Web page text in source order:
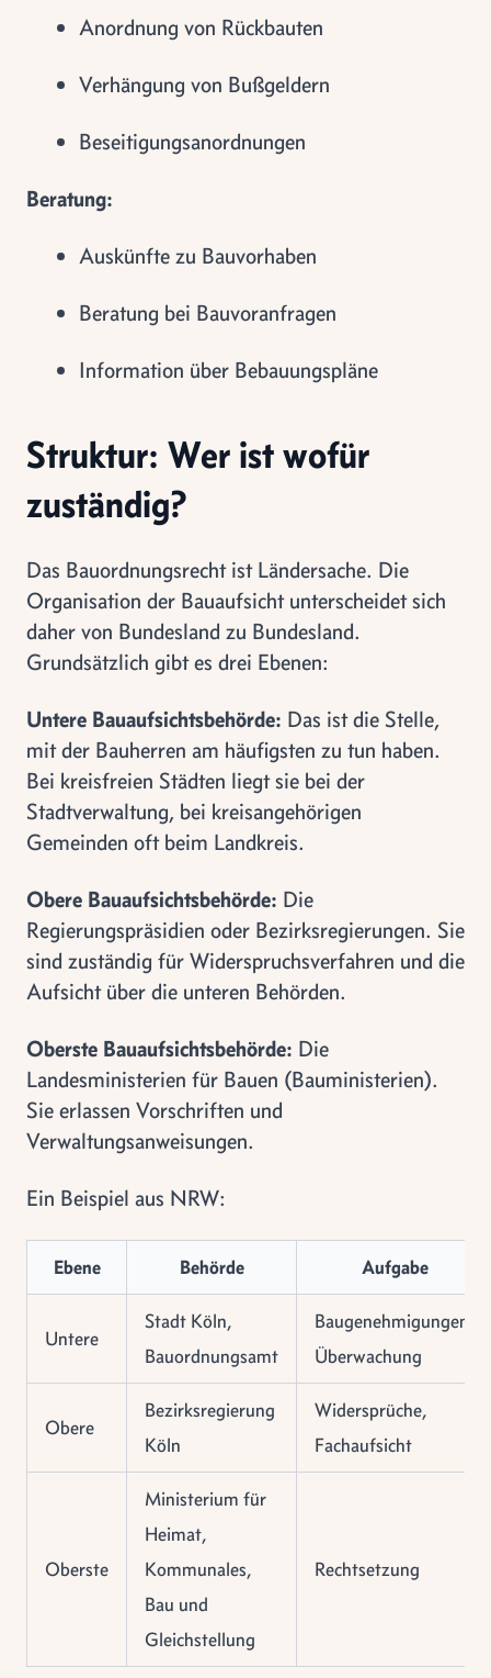
Anordnung von Rückbauten
Verhängung von Bußgeldern
Beseitigungsanordnungen
Beratung:
Auskünfte zu Bauvorhaben
Beratung bei Bauvoranfragen
Information über Bebauungspläne
Struktur: Wer ist wofür
zuständig?
Das Bauordnungsrecht ist Ländersache. Die
Organisation der Bauaufsicht unterscheidet sich
daher von Bundesland zu Bundesland.
Grundsätzlich gibt es drei Ebenen:
Untere Bauaufsichtsbehörde: Das ist die Stelle,
mit der Bauherren am häufigsten zu tun haben.
Bei kreisfreien Städten liegt sie bei der
Stadtverwaltung, bei kreisangehörigen
Gemeinden oft beim Landkreis.
Obere Bauaufsichtsbehörde: Die
Regierungspräsidien oder Bezirksregierungen. Sie
sind zuständig für Widerspruchsverfahren und die
Aufsicht über die unteren Behörden.
Oberste Bauaufsichtsbehörde: Die
Landesministerien für Bauen (Bauministerien).
Sie erlassen Vorschriften und
Verwaltungsanweisungen.
Ein Beispiel aus NRW:
Ebene Behörde Aufgabe
Untere
Stadt Köln,
Bauordnungsamt
Baugenehmigungen,
Überwachung
Obere
Bezirksregierung
Köln
Widersprüche,
Fachaufsicht
Oberste
Ministerium für
Heimat,
Kommunales,
Bau und
Gleichstellung
Rechtsetzung